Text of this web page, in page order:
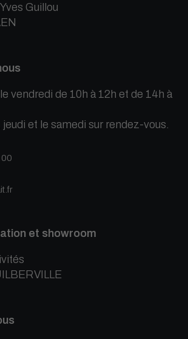
Guillou
vendredi de 10h à 12h et de 14h à
et le samedi sur rendez-vous.
00
et showroom